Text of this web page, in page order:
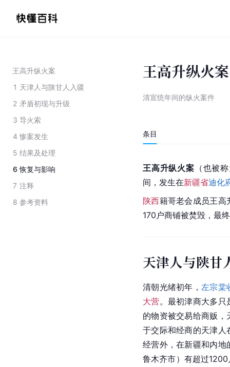
王高升纵火案
1 天津人与陕甘人入疆
2 矛盾初现与升级
3 导火索
4 惨案发生
5 结果及处理
6 恢复与影响
7 注释
8 参考资料
王高升纵火案
清宣统年间的纵火案件
条目
王高升纵火案 （也被
间，发生在新疆省迪化
陕西籍哥老会 成员王高
170户商铺被焚毁，最
天津人与陕甘
清朝光绪初年， 左宗棠
大营。最初津商大多
的物资被交易给商贩
于交际和经商的天津人
经营外，在新疆和内
鲁木齐市）有超过